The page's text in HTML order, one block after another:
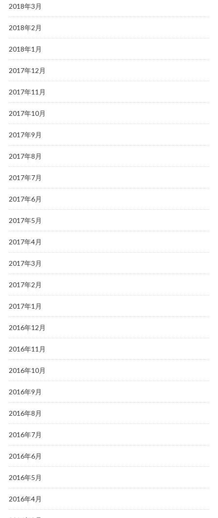
2018年3月
2018年2月
2018年1月
2017年12月
2017年11月
2017年10月
2017年9月
2017年8月
2017年7月
2017年6月
2017年5月
2017年4月
2017年3月
2017年2月
2017年1月
2016年12月
2016年11月
2016年10月
2016年9月
2016年8月
2016年7月
2016年6月
2016年5月
2016年4月